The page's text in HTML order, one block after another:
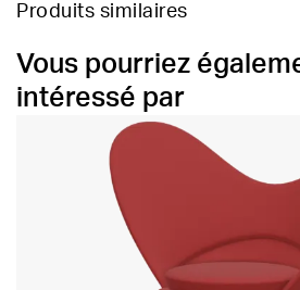
Produits similaires
Vous pourriez
intéressé par